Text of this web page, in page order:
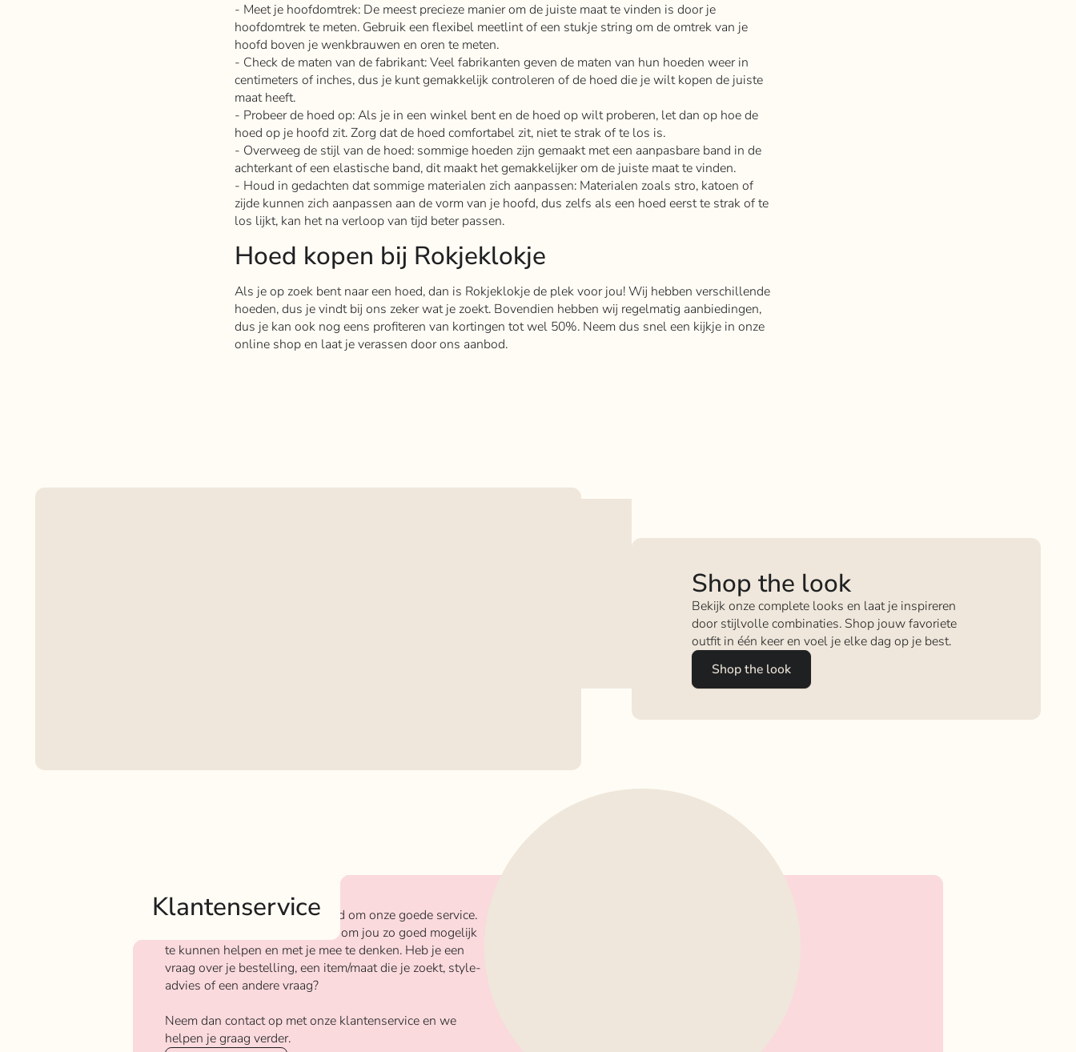
- Meet je hoofdomtrek: De meest precieze manier om de juiste maat te vinden is door je
hoofdomtrek te meten. Gebruik een flexibel meetlint of een stukje string om de omtrek van je
hoofd boven je wenkbrauwen en oren te meten.
- Check de maten van de fabrikant: Veel fabrikanten geven de maten van hun hoeden weer in
centimeters of inches, dus je kunt gemakkelijk controleren of de hoed die je wilt kopen de juiste
maat heeft.
- Probeer de hoed op: Als je in een winkel bent en de hoed op wilt proberen, let dan op hoe de
hoed op je hoofd zit. Zorg dat de hoed comfortabel zit, niet te strak of te los is.
- Overweeg de stijl van de hoed: sommige hoeden zijn gemaakt met een aanpasbare band in de
achterkant of een elastische band, dit maakt het gemakkelijker om de juiste maat te vinden.
- Houd in gedachten dat sommige materialen zich aanpassen: Materialen zoals stro, katoen of
zijde kunnen zich aanpassen aan de vorm van je hoofd, dus zelfs als een hoed eerst te strak of te
los lijkt, kan het na verloop van tijd beter passen.
Hoed kopen bij Rokjeklokje
Als je op zoek bent naar een hoed, dan is Rokjeklokje de plek voor jou! Wij hebben verschillende
hoeden, dus je vindt bij ons zeker wat je zoekt. Bovendien hebben wij regelmatig aanbiedingen,
dus je kan ook nog eens profiteren van kortingen tot wel 50%. Neem dus snel een kijkje in onze
online shop en laat je verassen door ons aanbod.
Shop the look
Bekijk onze complete looks en laat je inspireren
door stijlvolle combinaties. Shop jouw favoriete
outfit in één keer en voel je elke dag op je best.
Shop the look
Klantenservice
Bij Rokjeklokje staan we bekend om onze goede service.
We vinden het super belangrijk om jou zo goed mogelijk
te kunnen helpen en met je mee te denken. Heb je een
vraag over je bestelling, een item/maat die je zoekt, style-
advies of een andere vraag?
Neem dan contact op met onze klantenservice en we
helpen je graag verder.